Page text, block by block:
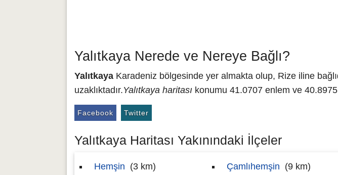
Yalıtkaya Nerede ve Nereye Bağlı?
Yalıtkaya Karadeniz bölgesinde yer almakta olup, Rize iline
uzaklıktadır.Yalıtkaya haritası konumu 41.0707 enlem ve
Facebook Twitter
Yalıtkaya Haritası Yakınındaki İlçeler
Hemşin (3 km)
Çamlıhemşin (9 km)